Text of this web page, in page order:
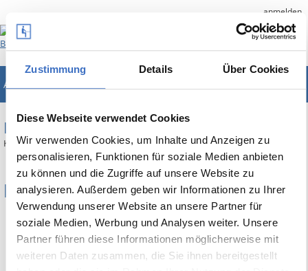
Zustimmung Details Über Cookies
Diese Webseite verwendet Cookies
Wir verwenden Cookies, um Inhalte und Anzeigen zu
personalisieren, Funktionen für soziale Medien anbieten
zu können und die Zugriffe auf unsere Website zu
analysieren. Außerdem geben wir Informationen zu Ihrer
Verwendung unserer Website an unsere Partner für
soziale Medien, Werbung und Analysen weiter. Unsere
Partner führen diese Informationen möglicherweise mit
weiteren Daten zusammen, die Sie ihnen bereitgestellt
anmelden
ABES/Objects
RELEASE NOTES
Kurzinfos zu den wichtigsten Erweiterungen von ABES/Objects
Build 9678
30 April 2019
Anzahl der Ansichten: 3994
0 Kommentare